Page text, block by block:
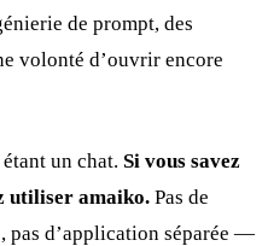
de prompt, des
volonté d’ouvrir encore
un chat. Si vous savez
utiliser amaiko. Pas de
pas d’application séparée —